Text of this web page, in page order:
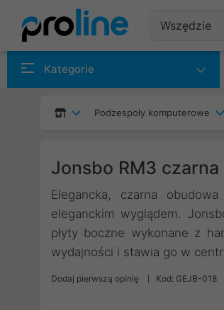
Kategorie
Podzespoły komputerowe
Jonsbo RM3
Elegancka, czarna
eleganckim wyglądem.
płyty boczne wykonane z
wydajności i stawia go w
Dodaj pierwszą opinię Kod: GEJB-018